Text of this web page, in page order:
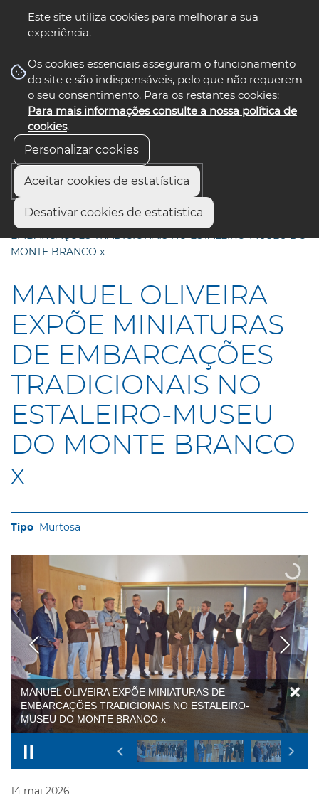
Este site utiliza cookies para melhorar a sua
experiência.
Os cookies essenciais asseguram o funcionamento
do site e são indispensáveis, pelo que não requerem
o seu consentimento. Para os restantes cookies:
Para mais informações consulte a nossa política de
cookies.
Personalizar cookies
Aceitar cookies de estatística
Desativar cookies de estatística
nos
Início
MANUEL OLIVEIRA EXPÕE MINIATURAS DE
EMBARCAÇÕES TRADICIONAIS NO ESTALEIRO-MUSEU DO
MONTE BRANCO x
MANUEL OLIVEIRA
EXPÕE MINIATURAS
DE EMBARCAÇÕES
TRADICIONAIS NO
ESTALEIRO-MUSEU
DO MONTE BRANCO
x
Murtosa
MANUEL OLIVEIRA EXPÕE MINIATURAS DE
EMBARCAÇÕES TRADICIONAIS NO ESTALEIRO-
MUSEU DO MONTE BRANCO x
14 mai 2026